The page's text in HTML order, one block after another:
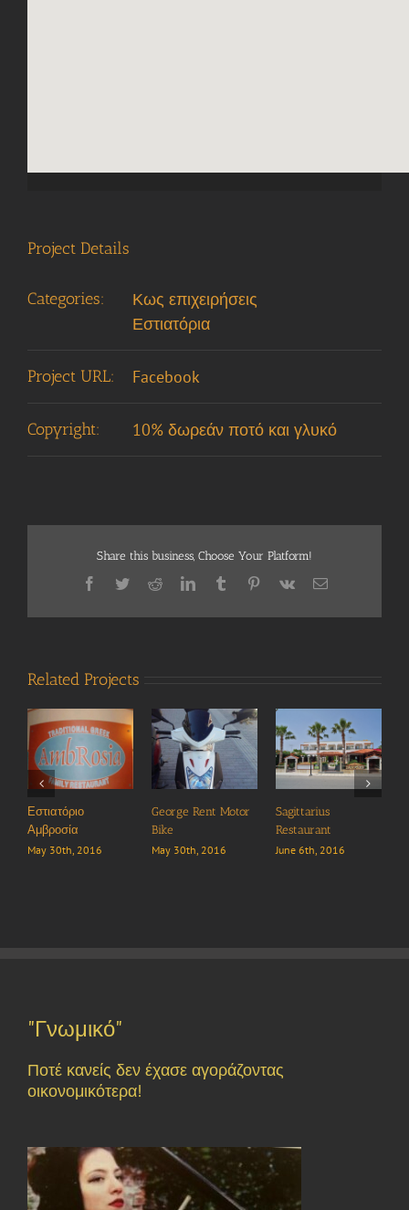
Project Details
Categories:
Κως επιχειρήσεις
Εστιατόρια
Project URL: Facebook
Copyright: 10% δωρεάν ποτό και γλυκό
Share this business, Choose Your Platform!
Facebook
TwitterRedditLinkedInTumblr Pinterest
Vk Email
Related Projects
30th, 2016
George Rent Motor
May 30th, 2016
Sagittarius
Restaurant
June 6th, 2016
"Γνωμικό"
Ποτέ κανείς δεν έχασε αγοράζοντας
οικονομικότερα!